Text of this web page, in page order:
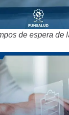
de espera de